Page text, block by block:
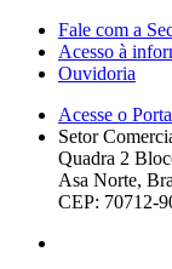
Fale com a
Acesso à
Ouvidoria
Acesse o
Setor
Quadra 2
Asa Norte,
CEP: 70712-